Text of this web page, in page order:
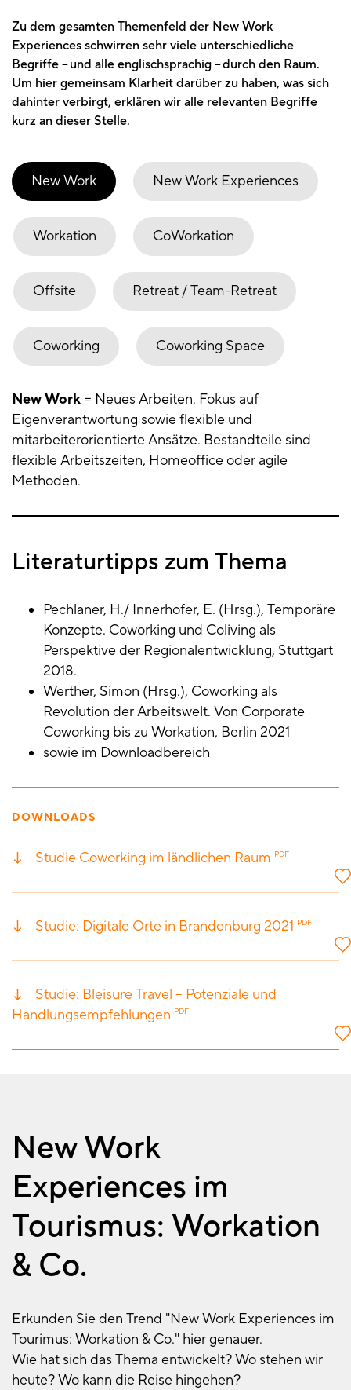
Zu dem gesamten Themenfeld der New Work
Experiences schwirren sehr viele unterschiedliche
Begriffe – und alle englischsprachig – durch den Raum.
Um hier gemeinsam Klarheit darüber zu haben, was sich
dahinter verbirgt, erklären wir alle relevanten Begriffe
kurz an dieser Stelle.
New Work New Work Experiences
Workation CoWorkation
Offsite Retreat / Team-Retreat
Coworking Coworking Space
New Work = Neues Arbeiten. Fokus auf
Eigenverantwortung sowie flexible und
mitarbeiterorientierte Ansätze. Bestandteile sind
flexible Arbeitszeiten, Homeoffice oder agile
Methoden.
Literaturtipps zum Thema
Pechlaner, H./ Innerhofer, E. (Hrsg.), Temporäre
Konzepte. Coworking und Coliving als
Perspektive der Regionalentwicklung, Stuttgart
2018.
Werther, Simon (Hrsg.), Coworking als
Revolution der Arbeitswelt. Von Corporate
Coworking bis zu Workation, Berlin 2021
sowie im Downloadbereich
DOWNLOADS
Studie Coworking im ländlichen Raum PDF
Studie: Digitale Orte in Brandenburg 2021 PDF
Studie: Bleisure Travel – Potenziale und
Handlungs­empfeh­lungen PDF
New Work
Experiences im
Tourismus: Workation
& Co.
Erkunden Sie den Trend "New Work Experiences im
Tourimus: Workation & Co." hier genauer.
Wie hat sich das Thema entwickelt? Wo stehen wir
heute? Wo kann die Reise hingehen?